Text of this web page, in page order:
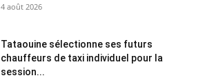
4 août 2026
Tataouine sélectionne ses futurs
chauffeurs de taxi individuel pour la
session...